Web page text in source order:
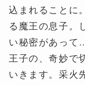
込まれることに
る魔王の息子。
い秘密があって
王子の、奇妙で
いきます。采火